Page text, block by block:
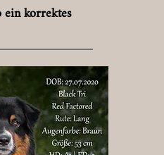
korrektes